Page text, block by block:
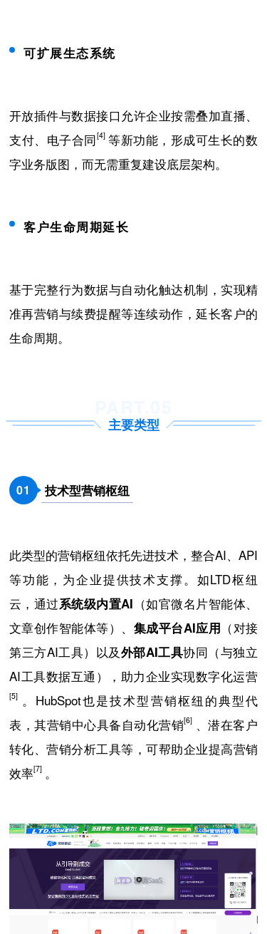
可扩展生态系统
开放插件与数据接口允许企业按需叠加直播、
支付、电子合同[4] 等新功能，形成可生长的数
字业务版图，而无需重复建设底层架构。
客户生命周期延长
基于完整行为数据与自动化触达机制，实现精
准再营销与续费提醒等连续动作，延长客户的
生命周期。
主要类型
01 技术型营销枢纽
此类型的营销枢纽依托先进技术，整合AI、API
等功能，为企业提供技术支撑。如LTD枢纽
云，通过系统级内置AI （如官微名片智能体、
文章创作智能体等）、 集成平台AI应用 （对接
第三方AI工具）以及外部AI工具协同（与独立
AI工具数据互通），助力企业实现数字化运营
[5] 。HubSpot也是技术型营销枢纽的典型代
表，其营销中心具备自动化营销[6] 、潜在客户
转化、营销分析工具等，可帮助企业提高营销
效率[7] 。